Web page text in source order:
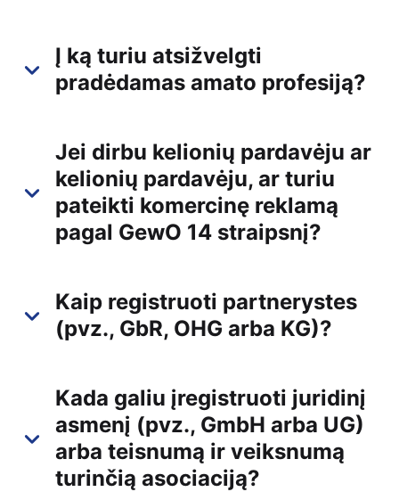
Į ką turiu atsižvelgti
pradėdamas amato profesiją?
Jei dirbu kelionių pardavėju ar
kelionių pardavėju, ar turiu
pateikti komercinę reklamą
pagal GewO 14 straipsnį?
Kaip registruoti partnerystes
(pvz., GbR, OHG arba KG)?
Kada galiu įregistruoti juridinį
asmenį (pvz., GmbH arba UG)
arba teisnumą ir veiksnumą
turinčią asociaciją?